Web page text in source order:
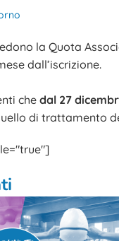
la Quota
dall’iscrizione.
chedal 27
di trattamento